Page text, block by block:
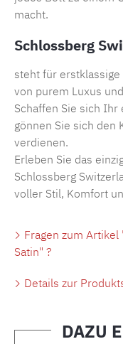
macht.
Schlossberg
steht für
von purem Luxus
Schaffen Sie sich
gönnen Sie sich den
verdienen.
Erleben Sie das
Schlossberg
voller Stil, Komfort
Fragen zum Artikel
Satin" ?
Details zur
DAZU